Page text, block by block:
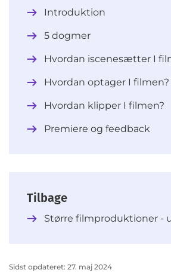
Introduktion
5 dogmer
Hvordan iscenesætter I
Hvordan optager I filmen?
Hvordan klipper I filmen?
Premiere og feedback
Tilbage
Større filmproduktioner -
Sidst opdateret: 27. maj 2024